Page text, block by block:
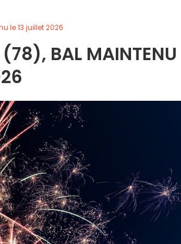
le 13 juillet 2026
(78), BAL MAINTENU